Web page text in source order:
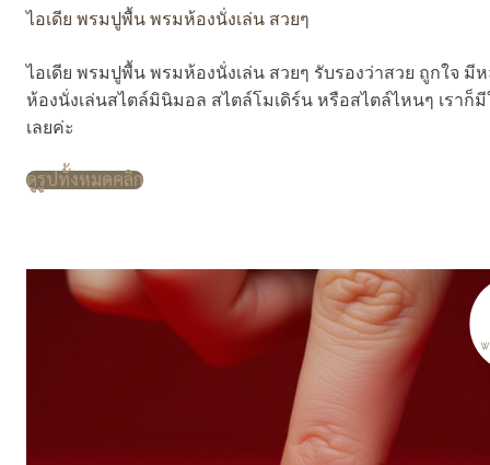
ไอเดีย พรมปูพื้น พรมห้องนั่งเล่น สวยๆ
ไอเดีย พรมปูพื้น พรมห้องนั่งเล่น สวยๆ รับรองว่าสวย ถูกใจ มี
ห้องนั่งเล่นสไตล์มินิมอล สไตล์โมเดิร์น หรือสไตล์ไหนๆ เราก็
เลยค่ะ
ดูรูปทั้งหมดคลิก